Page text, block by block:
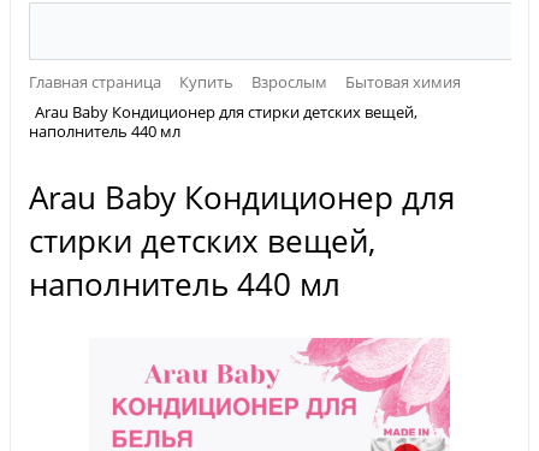
Главная страница Купить Взрослым
Бытовая химия
Arau Baby Кондиционер для стирки детских вещей,
наполнитель 440 мл
Arau Baby Кондиционер для
стирки детских вещей,
наполнитель 440 мл